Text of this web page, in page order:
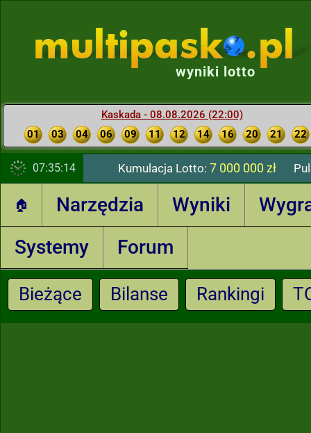
wyniki lotto
Kaskada - 08.08.2026 (22:00)
01
03 04 06 09 11 12 14 16 20 21 22
07:35:15 Kumulacja Lotto: 7 000 000 zł
🏠 Narzędzia Wyniki
Systemy
Forum
Bieżące Bilanse Rankingi